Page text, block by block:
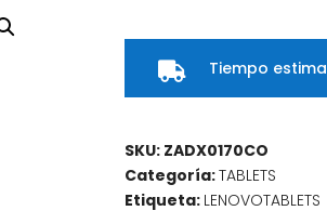
 Tiempo
SKU: ZADX0170CO
Categoría:TABLETS
Etiqueta: LENOVOTABLETS